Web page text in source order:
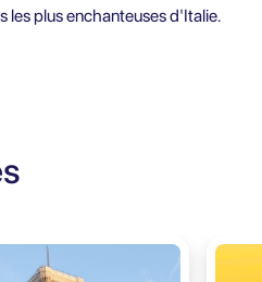
les plus enchanteuses d'Italie.